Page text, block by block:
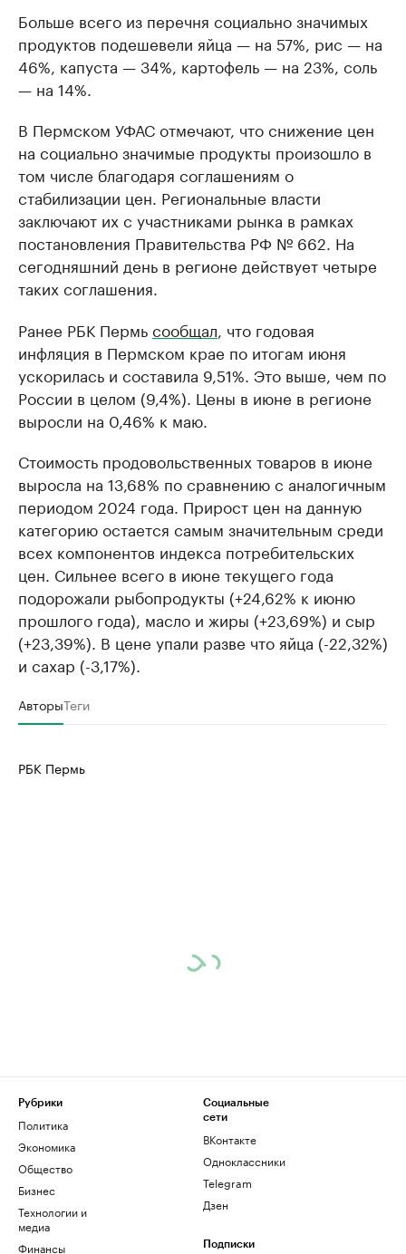
Больше всего из перечня социально значимых
продуктов подешевели яйца — на 57%, рис — на
46%, капуста — 34%, картофель — на 23%, соль
— на 14%.
В Пермском УФАС отмечают, что снижение цен
на социально значимые продукты произошло в
том числе благодаря соглашениям о
стабилизации цен. Региональные власти
заключают их с участниками рынка в рамках
постановления Правительства РФ № 662. На
сегодняшний день в регионе действует четыре
таких соглашения.
Ранее РБК Пермьсообщал , что годовая
инфляция в Пермском крае по итогам июня
ускорилась и составила 9,51%. Это выше, чем по
России в целом (9,4%). Цены в июне в регионе
выросли на 0,46% к маю.
Стоимость продовольственных товаров в июне
выросла на 13,68% по сравнению с аналогичным
периодом 2024 года. Прирост цен на данную
категорию остается самым значительным среди
всех компонентов индекса потребительских
цен. Сильнее всего в июне текущего года
подорожали рыбопродукты (+24,62% к июню
прошлого года), масло и жиры (+23,69%) и сыр
(+23,39%). В цене упали разве что яйца (-22,32%)
и сахар (-3,17%).
АвторыТеги
РБК Пермь
Рубрики
Политика
Экономика
Общество
Бизнес
Технологии и
медиа
Финансы
Социальные
сети
ВКонтакте
Одноклассники
Telegram
Дзен
Подписки